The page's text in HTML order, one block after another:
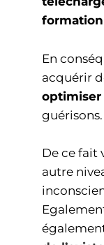
En
acquérir
optimiser
guérisons.
De ce fait
autre